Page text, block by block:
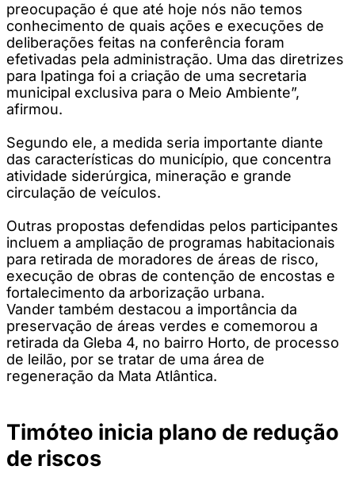
preocupação é que até hoje nós não temos
conhecimento de quais ações e execuções de
deliberações feitas na conferência foram
efetivadas pela administração. Uma das diretrizes
para Ipatinga foi a criação de uma secretaria
municipal exclusiva para o Meio Ambiente”,
afirmou.
Segundo ele, a medida seria importante diante
das características do município, que concentra
atividade siderúrgica, mineração e grande
circulação de veículos.
Outras propostas defendidas pelos participantes
incluem a ampliação de programas habitacionais
para retirada de moradores de áreas de risco,
execução de obras de contenção de encostas e
fortalecimento da arborização urbana.
Vander também destacou a importância da
preservação de áreas verdes e comemorou a
retirada da Gleba 4, no bairro Horto, de processo
de leilão, por se tratar de uma área de
regeneração da Mata Atlântica.
Timóteo inicia plano de redução
de riscos